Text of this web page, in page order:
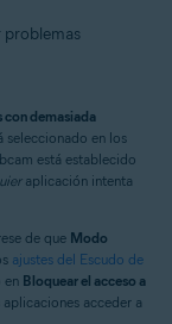
problemas
con demasiada
seleccionado en los
está establecido
aplicación intenta
de que Modo
ajustes del Escudo de
en Bloquear el acceso a
acceder a